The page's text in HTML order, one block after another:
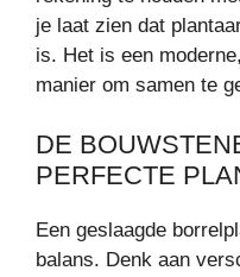
je laat zien dat
is. Het is een
manier om samen te
DE
PERFECTE
Een geslaagde
balans. Denk aan